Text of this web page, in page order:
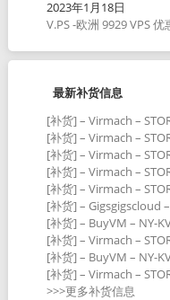
2023年1月18日
V.PS -欧洲 9929 VPS
最新补货信息
[补货] – Virmach –
[补货] – Virmach –
[补货] – Virmach –
[补货] – Virmach –
[补货] – Virmach –
[补货] – Gigsgigscloud
[补货] – BuyVM – NY-
[补货] – Virmach –
[补货] – BuyVM – NY-
[补货] – Virmach –
>>>更多补货信息